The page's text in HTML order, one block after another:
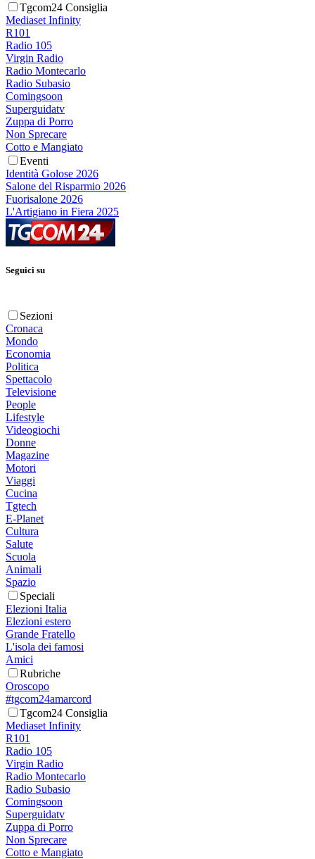
Tgcom24 Consiglia
Mediaset Infinity
R101
Radio 105
Virgin Radio
Radio Montecarlo
Radio Subasio
Comingsoon
Superguidatv
Zuppa di Porro
Non Sprecare
Cotto e Mangiato
Eventi
Identità Golose 2026
Salone del Risparmio 2026
Fuorisalone 2026
L'Artigiano in Fiera 2025
Seguici su
Sezioni
Cronaca
Mondo
Economia
Politica
Spettacolo
Televisione
People
Lifestyle
Videogiochi
Donne
Magazine
Motori
Viaggi
Cucina
Tgtech
E-Planet
Cultura
Salute
Scuola
Animali
Spazio
Speciali
Elezioni Italia
Elezioni estero
Grande Fratello
L'isola dei famosi
Amici
Rubriche
Oroscopo
#tgcom24amarcord
Tgcom24 Consiglia
Mediaset Infinity
R101
Radio 105
Virgin Radio
Radio Montecarlo
Radio Subasio
Comingsoon
Superguidatv
Zuppa di Porro
Non Sprecare
Cotto e Mangiato